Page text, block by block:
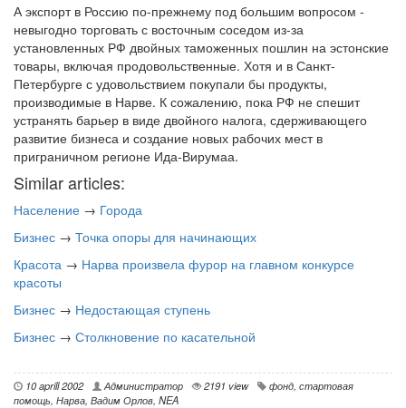
А экспорт в Россию по-прежнему под большим вопросом -
невыгодно торговать с восточным соседом из-за
установленных РФ двойных таможенных пошлин на эстонские
товары, включая продовольственные. Хотя и в Санкт-
Петербурге с удовольствием покупали бы продукты,
производимые в Нарве. К сожалению, пока РФ не спешит
устранять барьер в виде двойного налога, сдерживающего
развитие бизнеса и создание новых рабочих мест в
приграничном регионе Ида-Вирумаа.
Similar articles:
Население → Города
Бизнес → Точка опоры для начинающих
Красота → Нарва произвела фурор на главном конкурсе
красоты
Бизнес → Недостающая ступень
Бизнес → Столкновение по касательной
10 aprill 2002 Администратор 2191 view фонд, стартовая
помощь, Нарва, Вадим Орлов, NEA